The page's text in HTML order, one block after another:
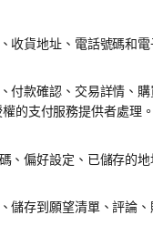
收貨地址、電話號碼和電
付款確認、交易詳情、
的支付服務提供者處理。
、偏好設定、已儲存的地
儲存到願望清單、評論